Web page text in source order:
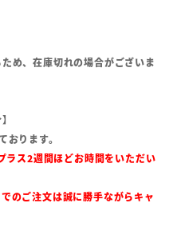
め、在庫切れの場合がございま
おります。
ラス2週間ほどお時間をいただい
のご注文は誠に勝手ながらキャ